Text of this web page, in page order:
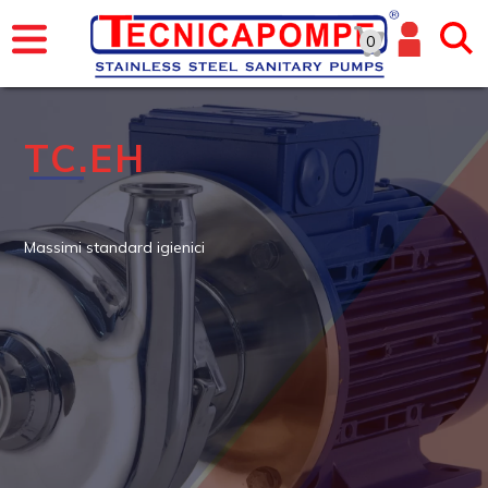
0
TC.EH
Massimi standard igienici